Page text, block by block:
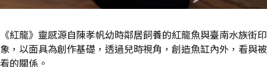
《紅龍》靈感源自陳孝帆幼時鄰居飼養的紅龍魚與臺南水族街印
象，以面具為創作基礎，透過兒時視角，創造魚缸內外，看與被
看的關係。